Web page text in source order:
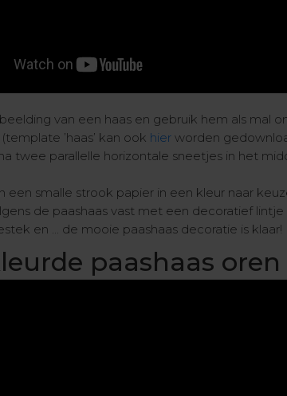
van een haas en gebruik hem als mal
’haas’ kan ook hier worden
twee parallelle horizontale sneetjes in het
een smalle strook papier in een kleur naar
de paashaas vast met een decoratief
en ... de mooie paashaas decoratie is klaar!
paashaas oren